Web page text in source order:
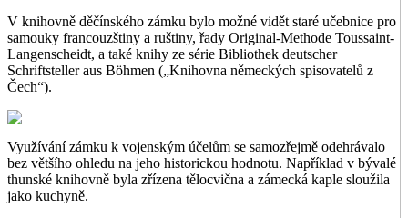
V knihovně děčínského zámku bylo možné vidět staré učebnice pro
samouky francouzštiny a ruštiny, řady Original-Methode Toussaint-
Langenscheidt, a také knihy ze série Bibliothek deutscher
Schriftsteller aus Böhmen („Knihovna německých spisovatelů z
Čech“).
Využívání zámku k vojenským účelům se samozřejmě odehrávalo
bez většího ohledu na jeho historickou hodnotu. Například v bývalé
thunské knihovně byla zřízena tělocvična a zámecká kaple sloužila
jako kuchyně.